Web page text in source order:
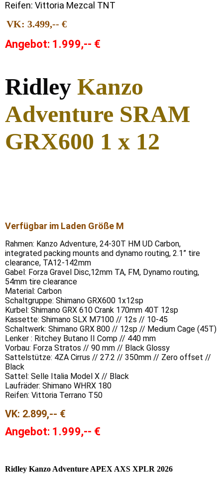
Reifen: Vittoria Mezcal TNT
VK: 3.499,-- €
Angebot: 1.999,-- €
Ridley Kanzo
Adventure SRAM
GRX600 1 x 12
Verfügbar im Laden Größe M
Rahmen: Kanzo Adventure, 24-30T HM UD Carbon,
integrated packing mounts and dynamo routing, 2.1” tire
clearance, TA12-142mm
Gabel: Forza Gravel Disc,12mm TA, FM, Dynamo routing,
54mm tire clearance
Material: Carbon
Schaltgruppe: Shimano GRX600 1x12sp
Kurbel: Shimano GRX 610 Crank 170mm 40T 12sp
Kassette: Shimano SLX M7100 // 12s // 10-45
Schaltwerk: Shimano GRX 800 // 12sp // Medium Cage (45T)
Lenker : Ritchey Butano II Comp // 440 mm
Vorbau: Forza Stratos // 90 mm // Black Glossy
Sattelstütze: 4ZA Cirrus // 27.2 // 350mm // Zero offset //
Black
Sattel: Selle Italia Model X // Black
Laufräder: Shimano WHRX 180
Reifen: Vittoria Terrano T50
VK: 2.899,-- €
Angebot: 1.999,-- €
Ridley Kanzo Adventure APEX AXS XPLR 2026